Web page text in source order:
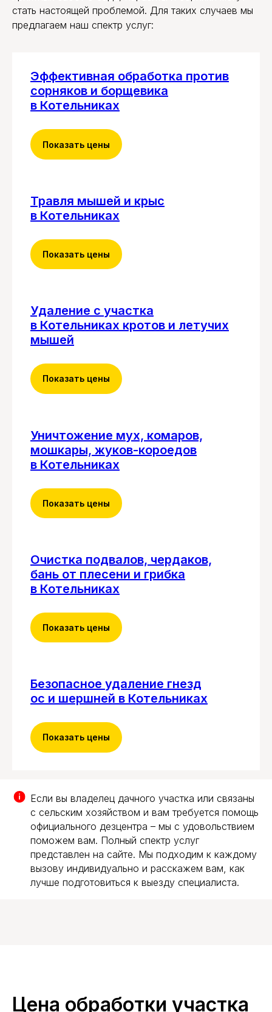
стать настоящей проблемой. Для таких случаев мы
предлагаем наш спектр услуг:
Эффективная обработка против
сорняков и борщевика
в Котельниках
Показать цены
Травля мышей и крыс
в Котельниках
Показать цены
Удаление с участка
в Котельниках кротов и летучих
мышей
Показать цены
Уничтожение мух, комаров,
мошкары, жуков-короедов
в Котельниках
Показать цены
Очистка подвалов, чердаков,
бань от плесени и грибка
в Котельниках
Показать цены
Безопасное удаление гнезд
ос и шершней в Котельниках
Показать цены
Если вы владелец дачного участка или связаны
с сельским хозяйством и вам требуется помощь
официального дезцентра – мы с удовольствием
поможем вам. Полный спектр услуг
представлен на сайте. Мы подходим к каждому
вызову индивидуально и расскажем вам, как
лучше подготовиться к выезду специалиста.
Цена обработки участка
Вызов дезинфектора
со скидкой10%
сайте. Консультация бесплатно.
ЗАКАЗАТЬ ОБРАБОТКУ